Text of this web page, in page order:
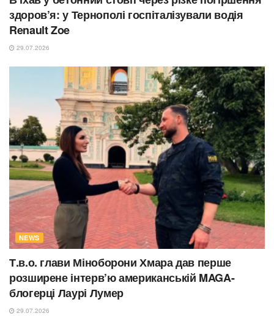
здоров’я: у Тернополі госпіталізували водія
Renault Zoe
29.07.2026
NEWS
Т.в.о. глави Міноборони Хмара дав перше
розширене інтерв’ю американській MAGA-
блогерці Лаурі Лумер
29.07.2026